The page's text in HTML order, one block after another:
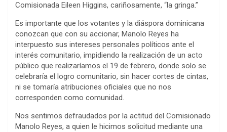
Comisionada Eileen Higgins, cariñosamente, “la gringa.”
Es importante que los votantes y la diáspora dominicana
conozcan que con su accionar, Manolo Reyes ha
interpuesto sus intereses personales políticos ante el
interés comunitario, impidiendo la realización de un acto
público que realizaríamos el 19 de febrero, donde solo se
celebraría el logro comunitario, sin hacer cortes de cintas,
ni se tomaría atribuciones oficiales que no nos
corresponden como comunidad.
Nos sentimos defraudados por la actitud del Comisionado
Manolo Reyes, a quien le hicimos solicitud mediante una